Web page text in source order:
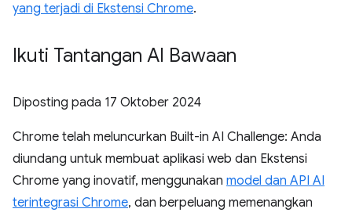
yang terjadi di Ekstensi Chrome.
Ikuti Tantangan AI Bawaan
Diposting pada 17 Oktober 2024
Chrome telah meluncurkan Built-in AI Challenge: Anda
diundang untuk membuat aplikasi web dan Ekstensi
Chrome yang inovatif, menggunakan model dan API AI
terintegrasi Chrome, dan berpeluang memenangkan